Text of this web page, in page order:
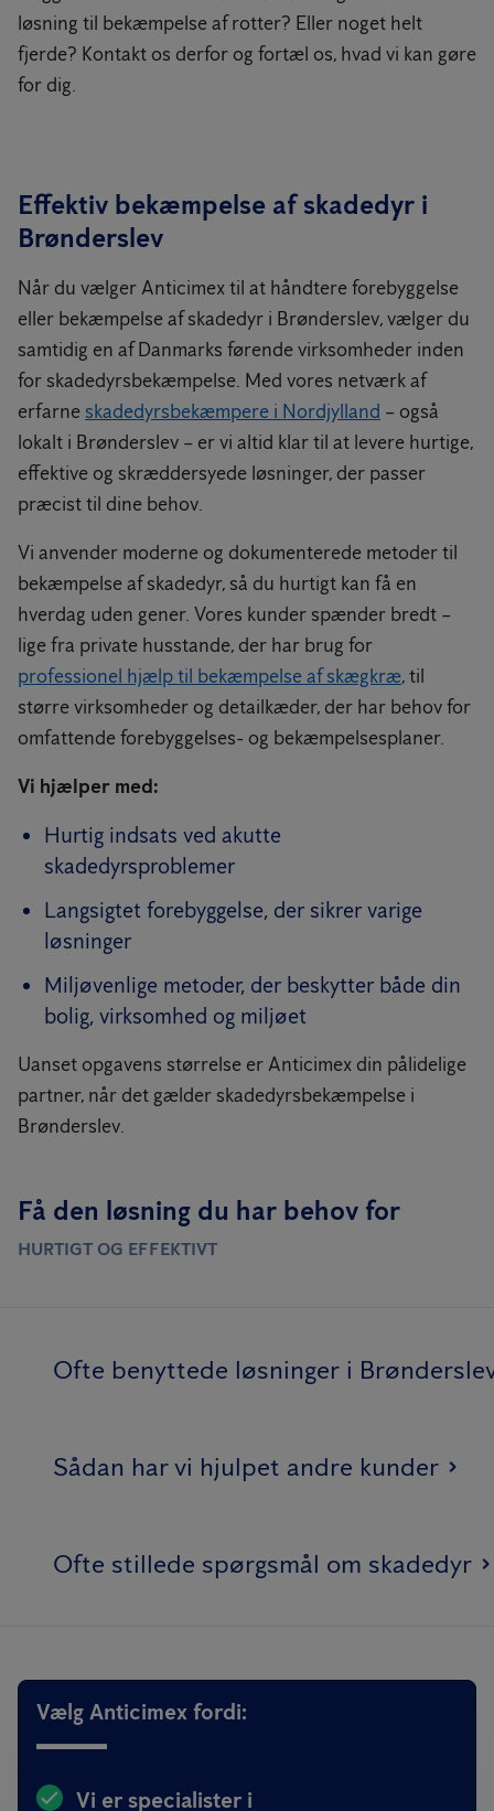
løsning til bekæmpelse af rotter? Eller noget helt
fjerde? Kontakt os derfor og fortæl os, hvad vi kan gøre
for dig.
Effektiv bekæmpelse af skadedyr i
Brønderslev
Når du vælger Anticimex til at håndtere forebyggelse
eller bekæmpelse af skadedyr i Brønderslev, vælger du
samtidig en af Danmarks førende virksomheder inden
for skadedyrsbekæmpelse. Med vores netværk af
erfarneskadedyrsbekæmpere i Nordjylland – også
lokalt i Brønderslev – er vi altid klar til at levere hurtige,
effektive og skræddersyede løsninger, der passer
præcist til dine behov.
Vi anvender moderne og dokumenterede metoder til
bekæmpelse af skadedyr, så du hurtigt kan få en
hverdag uden gener. Vores kunder spænder bredt –
lige fra private husstande, der har brug for
professionel hjælp til bekæmpelse af skægkræ, til
større virksomheder og detailkæder, der har behov for
omfattende forebyggelses- og bekæmpelsesplaner.
Vi hjælper med:
Hurtig indsats ved akutte
skadedyrsproblemer
Langsigtet forebyggelse, der sikrer varige
løsninger
Miljøvenlige metoder, der beskytter både din
bolig, virksomhed og miljøet
Uanset opgavens størrelse er Anticimex din pålidelige
partner, når det gælder skadedyrsbekæmpelse i
Brønderslev.
Få den løsning du har behov for
HURTIGT OG EFFEKTIVT
Ofte benyttede løsninger i
Sådan har vi hjulpet andre kunder
Ofte stillede spørgsmål om skadedyr
Vælg Anticimex fordi:
Vi er specialister i